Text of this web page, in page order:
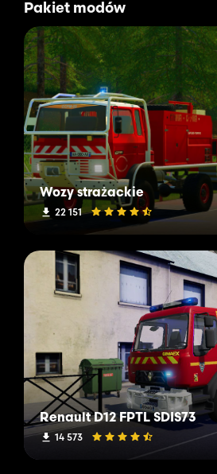
Pakiet modów
Wozy strażackie
22 151
Renault D12 FPTL SDIS73
14 573